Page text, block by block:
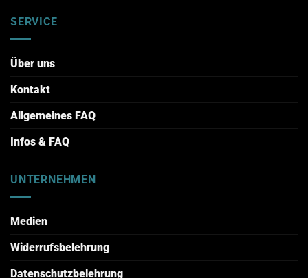
SERVICE
Über uns
Kontakt
Allgemeines FAQ
Infos & FAQ
UNTERNEHMEN
Medien
Widerrufsbelehrung
Datenschutzbelehrung